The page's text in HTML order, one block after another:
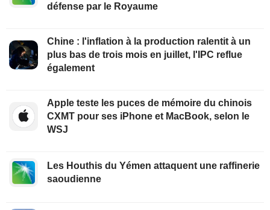
défense par le Royaume
Chine : l'inflation à la production ralentit à un
plus bas de trois mois en juillet, l'IPC reflue
également
Apple teste les puces de mémoire du chinois
CXMT pour ses iPhone et MacBook, selon le
WSJ
Les Houthis du Yémen attaquent une raffinerie
saoudienne